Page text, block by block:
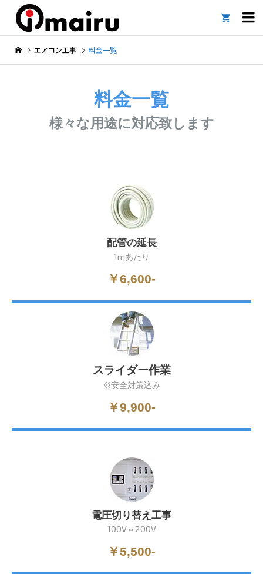

エアコン工事 料金一覧
料金一覧
様々な用途に対応致します
配管の延長
1mあたり
￥6,600-
スライダー作業
※安全対策込み
￥9,900-
電圧切り替え工事
100V⇔200V
￥5,500-